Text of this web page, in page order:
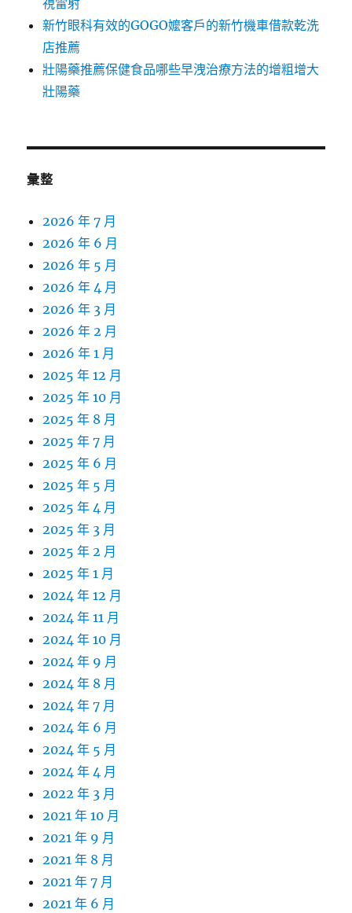
視雷射
新竹眼科有效的GOGO嬤客戶的新竹機車借款乾洗
店推薦
壯陽藥推薦保健食品哪些早洩治療方法的增粗增大
壯陽藥
彙整
2026 年 7 月
2026 年 6 月
2026 年 5 月
2026 年 4 月
2026 年 3 月
2026 年 2 月
2026 年 1 月
2025 年 12 月
2025 年 10 月
2025 年 8 月
2025 年 7 月
2025 年 6 月
2025 年 5 月
2025 年 4 月
2025 年 3 月
2025 年 2 月
2025 年 1 月
2024 年 12 月
2024 年 11 月
2024 年 10 月
2024 年 9 月
2024 年 8 月
2024 年 7 月
2024 年 6 月
2024 年 5 月
2024 年 4 月
2022 年 3 月
2021 年 10 月
2021 年 9 月
2021 年 8 月
2021 年 7 月
2021 年 6 月